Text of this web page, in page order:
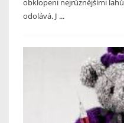
obklopeni nejrůznějšími
odolává. J ...